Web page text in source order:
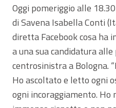
Oggi pomeriggio alle
di Savena Isabella Conti
diretta Facebook cosa ha
a una sua candidatura
centrosinistra a Bologna.
Ho ascoltato e letto ogni
ogni incoraggiamento. Ho